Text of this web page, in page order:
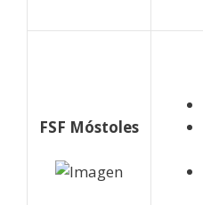
FSF Móstoles